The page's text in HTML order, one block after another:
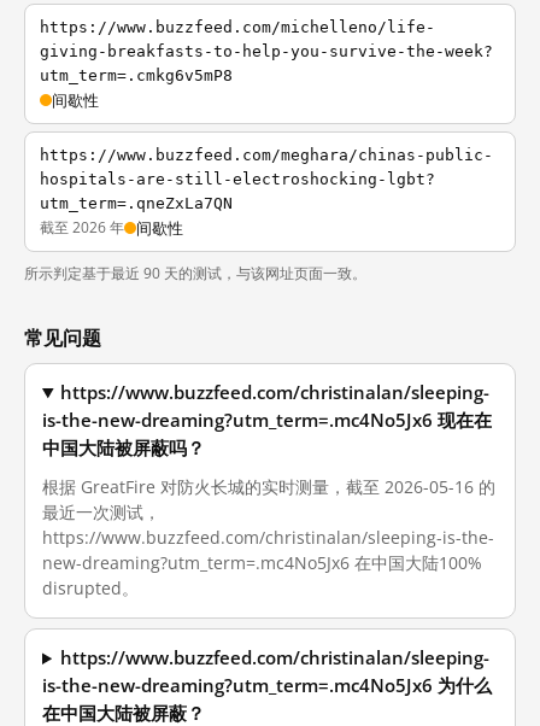
https://www.buzzfeed.com/michelleno/life-
giving-breakfasts-to-help-you-survive-the-week?
utm_term=.cmkg6v5mP8
间歇性
https://www.buzzfeed.com/meghara/chinas-public-
hospitals-are-still-electroshocking-lgbt?
utm_term=.qneZxLa7QN
截至 2026 年 间歇性
所示判定基于最近 90 天的测试，与该网址页面一致。
常见问题
https://www.buzzfeed.com/christinalan/sleeping-
is-the-new-dreaming?utm_term=.mc4No5Jx6 现在在
中国大陆被屏蔽吗？
根据 GreatFire 对防火长城的实时测量，截至 2026-05-16 的
最近一次测试，
https://www.buzzfeed.com/christinalan/sleeping-is-the-
new-dreaming?utm_term=.mc4No5Jx6 在中国大陆100%
disrupted。
https://www.buzzfeed.com/christinalan/sleeping-
is-the-new-dreaming?utm_term=.mc4No5Jx6 为什么
在中国大陆被屏蔽？